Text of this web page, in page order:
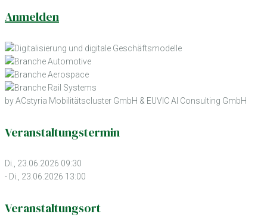
Anmelden
by ACstyria Mobilitätscluster GmbH & EUVIC AI Consulting GmbH
Veranstaltungstermin
Di., 23.06.2026 09:30
- Di., 23.06.2026 13:00
Veranstaltungsort